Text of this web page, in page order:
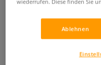
ESPRIT
Thermoplast
0
Esprit Composite
wiederrufen. Diese finden Sie
Ablehnen